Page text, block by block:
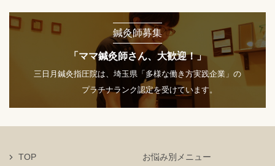
鍼灸師募集
「ママ鍼灸師さん、大歓迎！」
三日月鍼灸指圧院は、埼玉県「多様な働き方実践企業」の
プラチナランク認定を受けています。
TOP お悩み別メニュー